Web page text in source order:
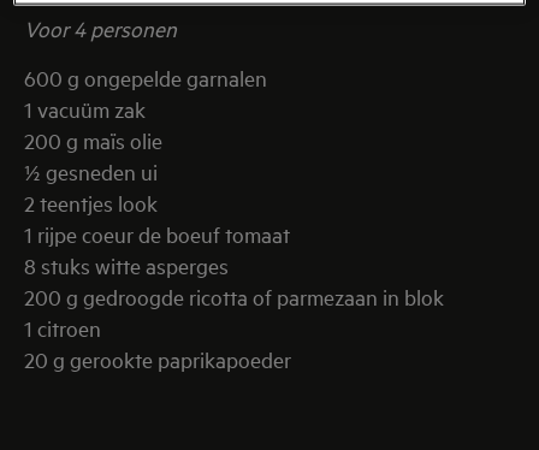
Voor 4 personen
600 g ongepelde garnalen
1 vacuüm zak
200 g maïs olie
½ gesneden ui
2 teentjes look
1 rijpe coeur de boeuf tomaat
8 stuks witte asperges
200 g gedroogde ricotta of parmezaan in blok
1 citroen
20 g gerookte paprikapoeder